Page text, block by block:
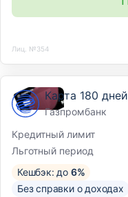
Лиц. №354
Карта 180
Газпромбанк
Кредитный лимит
Льготный период
Кешбэк: до 6%
Без справки о доходах